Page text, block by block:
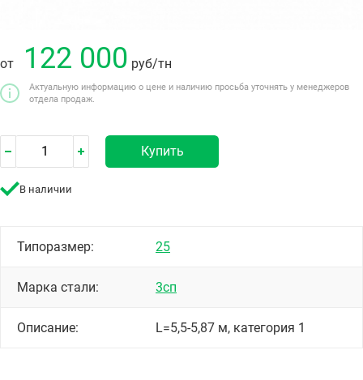
от 122 000 руб/тн
Актуальную информацию о цене и наличию просьба уточнять у менеджеров
отдела продаж.
Купить
В наличии
Типоразмер: 25
Марка стали: 3сп
Описание: L=5,5-5,87 м, категория 1